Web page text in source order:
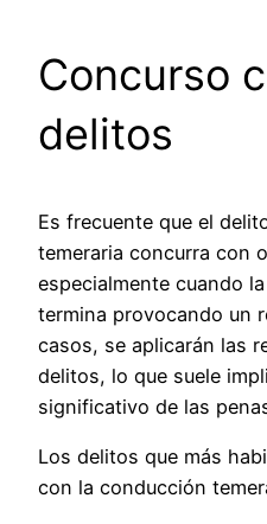
Concurso
delitos
Es frecuente que el
temeraria concurra con
especialmente cuando
termina provocando un
casos, se aplicarán las
delitos, lo que suele
significativo de las
Los delitos que más
con la conducción